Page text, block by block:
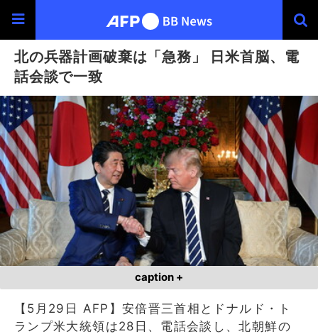
北の兵器計画破棄は「急務」 日米首脳、電
話会談で一致
caption +
【5月29日 AFP】安倍晋三首相とドナルド・ト
ランプ米大統領は28日、電話会談し、北朝鮮の